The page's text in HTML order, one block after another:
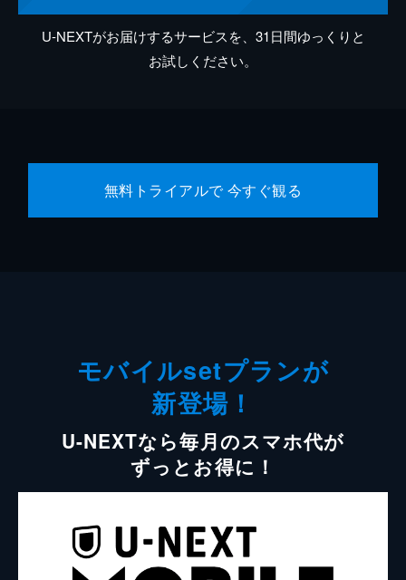
U-NEXTがお届けするサービスを、31日間ゆっくりと
お試しください。
無料トライアルで 今すぐ観る
モバイルsetプランが
新登場！
U-NEXTなら毎月のスマホ代が
ずっとお得に！